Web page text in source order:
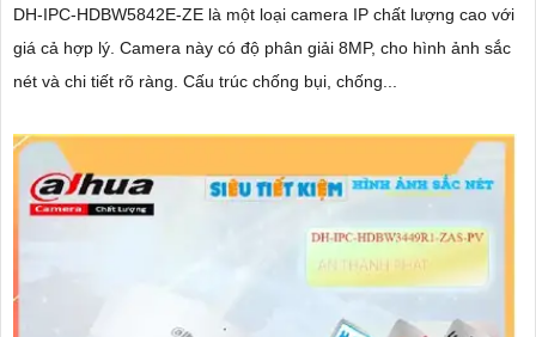
DH-IPC-HDBW5842E-ZE là một loại camera IP chất lượng cao với
giá cả hợp lý. Camera này có độ phân giải 8MP, cho hình ảnh sắc
nét và chi tiết rõ ràng. Cấu trúc chống bụi, chống...